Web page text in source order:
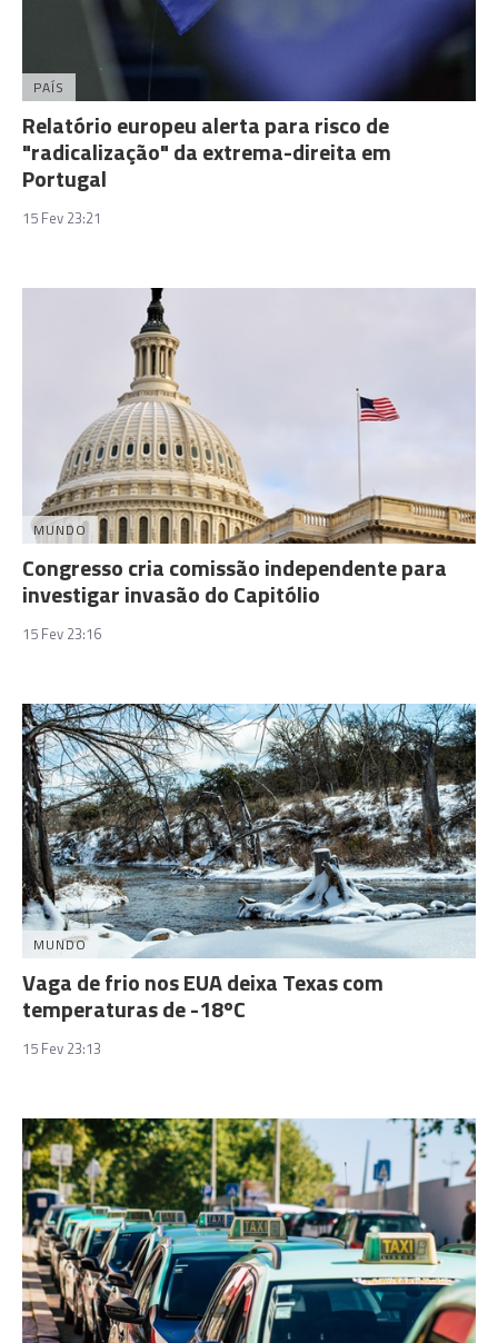
PAÍS
Relatório europeu alerta para risco de
"radicalização" da extrema-direita em
Portugal
15 Fev 23:21
MUNDO
Congresso cria comissão independente para
investigar invasão do Capitólio
15 Fev 23:16
MUNDO
Vaga de frio nos EUA deixa Texas com
temperaturas de -18ºC
15 Fev 23:13